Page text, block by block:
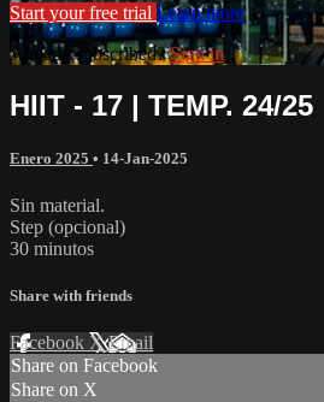
Start your free trial Learn more
Already subscribed?Sign in
HIIT - 17 | TEMP. 24/25
Enero 2025 • 14-Jan-2025
Sin material.
Step (opcional)
30 minutos
Share with friends
Facebook XEmail
Share on Facebook
Share on X